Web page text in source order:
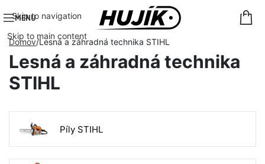
Skip to navigation
Skip to main content
MENU
Domov Lesná a záhradná technika STIHL
Lesná a záhradná technika
STIHL
Píly STIHL